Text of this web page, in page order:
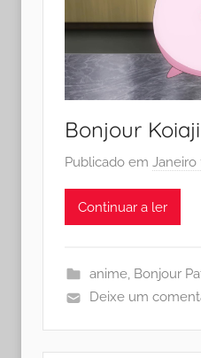
Bonjour
Publicado em Janeiro
Continuar a ler
anime, Bonjour
Deixe um